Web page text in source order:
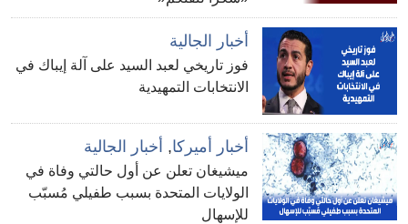
أخبار الجالية
فوز تاريخي لعبد السيد على آلة إيباك في
الانتخابات التمهيدية
أخبار أميركا, أخبار الجالية
ميشيغان تعلن عن أول حالتي وفاة في
الولايات المتحدة بسبب طفيلي مُسبّب
للإسهال